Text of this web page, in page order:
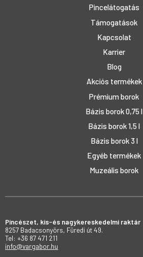
Pincelátogatás
Támogatások
Kapcsolat
Karrier
Blog
Akciós termékek
Prémium borok
Bázis borok 0,75 l
Bázis borok 1,5 l
Bázis borok 3 l
Egyéb termékek
Muzeális borok
Pincészet, kis-és nagykereskedelmi raktár
8257 Badacsonyörs, Füredi út 49.
Tel: +36 87 471 211
info@vargabor.hu